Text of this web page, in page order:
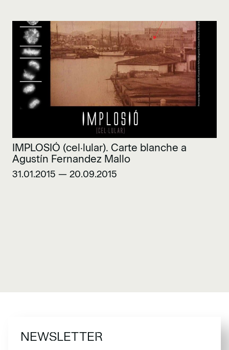
IMPLOSIÓ (cel·lular). Carte blanche a
Agustín Fernandez Mallo
31.01.2015 — 20.09.2015
NEWSLETTER